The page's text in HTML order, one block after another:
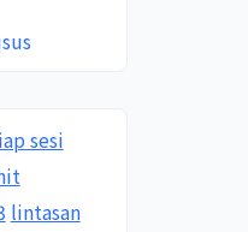
sesi
lintasan